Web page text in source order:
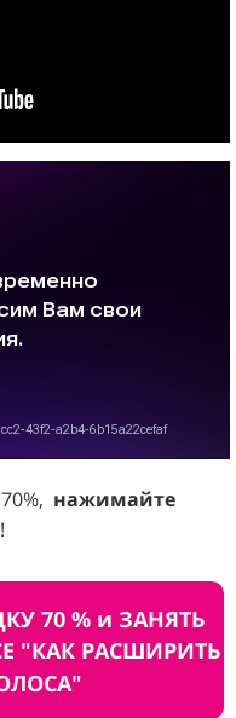
нажимайте
70 % и ЗАНЯТЬ
"КАК РАСШИРИТЬ